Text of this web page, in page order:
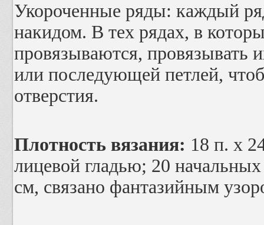
Укороченные ряды: каждый
накидом. В тех рядах, в
провязываются, провязывать
или последующей петлей,
отверстия.
Плотность вязания: 18 п. х
лицевой гладью; 20
см, связано фантазийным